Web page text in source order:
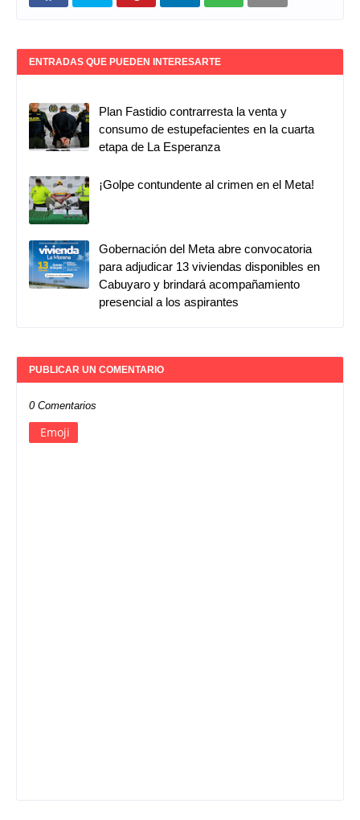
ENTRADAS QUE PUEDEN INTERESARTE
Plan Fastidio contrarresta la venta y
consumo de estupefacientes en la cuarta
etapa de La Esperanza
¡Golpe contundente al crimen en el Meta!
Gobernación del Meta abre convocatoria
para adjudicar 13 viviendas disponibles en
Cabuyaro y brindará acompañamiento
presencial a los aspirantes
PUBLICAR UN COMENTARIO
0 Comentarios
Emoji